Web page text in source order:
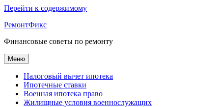
Перейти к содержимому
РемонтФикс
Финансовые советы по ремонту
Меню
Налоговый вычет ипотека
Ипотечные ставки
Военная ипотека право
Жилищные условия военнослужащих